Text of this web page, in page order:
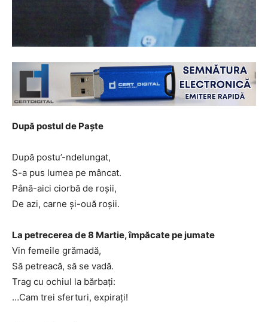
După postul de Paște
După postu’-ndelungat,
S-a pus lumea pe mâncat.
Până-aici ciorbă de roșii,
De azi, carne și-ouă roșii.
La petrecerea de 8 Martie, împăcate pe jumate
Vin femeile grămadă,
Să petreacă, să se vadă.
Trag cu ochiul la bărbați:
…Cam trei sferturi, expirați!